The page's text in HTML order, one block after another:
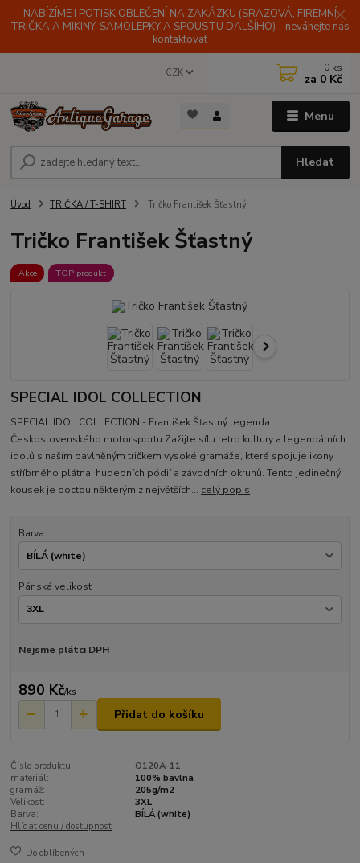
NABÍZÍME I POTISK OBLEČENÍ NA ZAKÁZKU (SRAZOVÁ, FIREMNÍ
TRIČKA A MIKINY, SAMOLEPKY A SPOUSTU DALŠÍHO) - neváhejte nás
kontaktovat
Menu
CZK
Hledat
0 ks
za 0 Kč
Úvod TRIČKA / T-SHIRT Tričko František Šťastný
Tričko František Šťastný
Akce TOP produkt
SPECIAL IDOL COLLECTION
SPECIAL IDOL COLLECTION - František Šťastný legenda
Československého motorsportu Zažijte sílu retro kultury a legendárních
idolů s naším bavlněným tričkem vysoké gramáže, které spojuje ikony
stříbrného plátna, hudebních pódií a závodních okruhů. Tento jedinečný
kousek je poctou některým z největších... celý popis
Barva
Pánská velikost
Nejsme plátci DPH
890 Kč/ks
Přidat do košíku
Číslo produktu:
O120A-11
materiál:
100% bavlna
gramáž:
205g/m2
Velikost:
3XL
Barva:
BÍLÁ (white)
Hlídat cenu / dostupnost
Do oblíbených